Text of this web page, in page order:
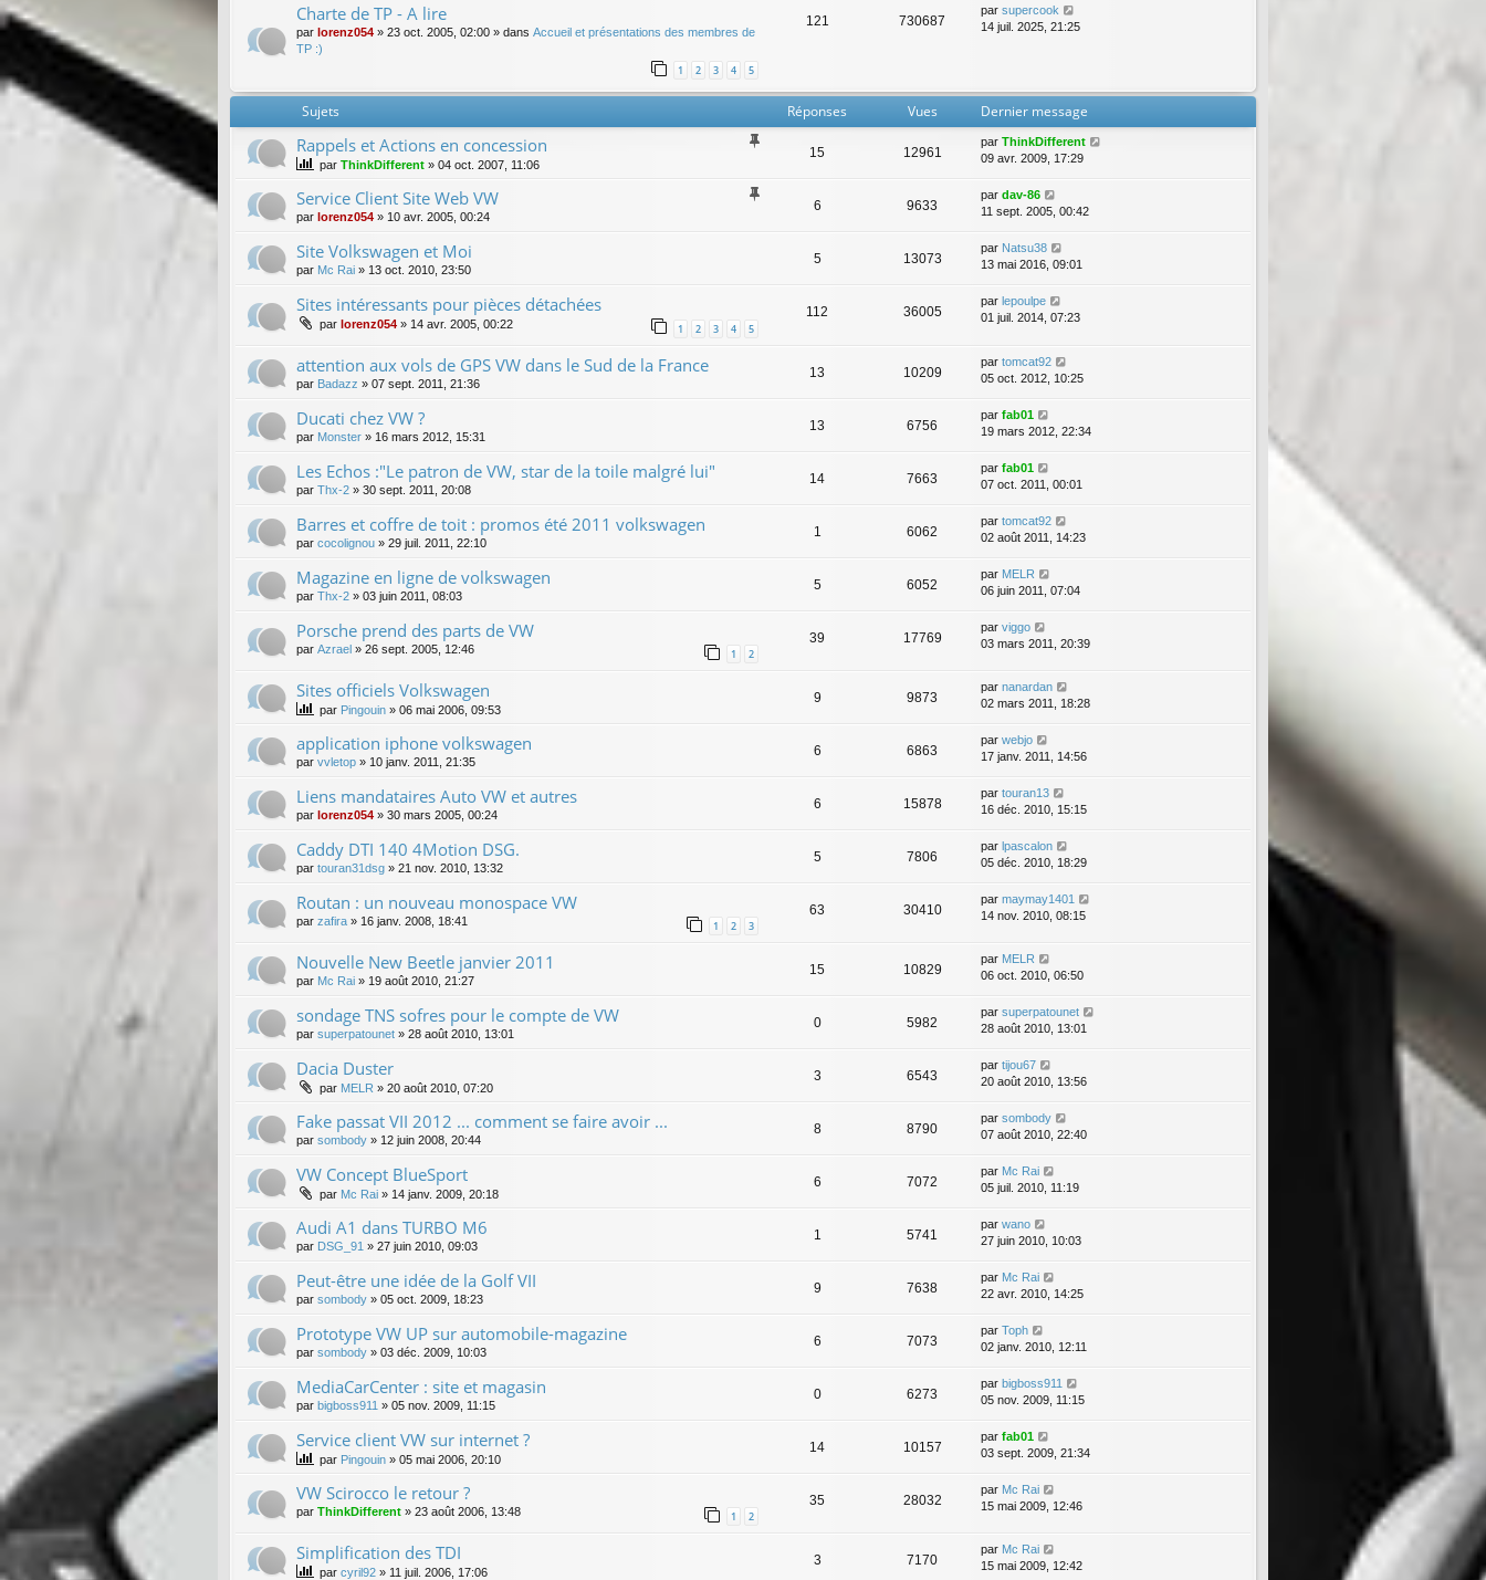
Charte de TP - A lire
par lorenz054 » 23 oct. 2005, 02:00 » dans Accueil et présentations des membres de
TP :)
1 2 3 4 5
121 730687
par supercook
14 juil. 2025, 21:25
Sujets Réponses Vues Dernier message
Rappels et Actions en concession
par ThinkDifferent » 04 oct. 2007, 11:06
15 12961
par ThinkDifferent
09 avr. 2009, 17:29
Service Client Site Web VW
par lorenz054 » 10 avr. 2005, 00:24
6 9633
par dav-86
11 sept. 2005, 00:42
Site Volkswagen et Moi
par Mc Rai » 13 oct. 2010, 23:50
5 13073
par Natsu38
13 mai 2016, 09:01
Sites intéressants pour pièces détachées
par lorenz054 » 14 avr. 2005, 00:22 1 2 3 4 5
112 36005
par lepoulpe
01 juil. 2014, 07:23
attention aux vols de GPS VW dans le Sud de la France
par Badazz » 07 sept. 2011, 21:36
13 10209
par tomcat92
05 oct. 2012, 10:25
Ducati chez VW ?
par Monster » 16 mars 2012, 15:31
13 6756
par fab01
19 mars 2012, 22:34
Les Echos :"Le patron de VW, star de la toile malgré lui"
par Thx-2 » 30 sept. 2011, 20:08
14 7663
par fab01
07 oct. 2011, 00:01
Barres et coffre de toit : promos été 2011 volkswagen
par cocolignou » 29 juil. 2011, 22:10
1 6062
par tomcat92
02 août 2011, 14:23
Magazine en ligne de volkswagen
par Thx-2 » 03 juin 2011, 08:03
5 6052
par MELR
06 juin 2011, 07:04
Porsche prend des parts de VW
par Azrael » 26 sept. 2005, 12:46 1 2
39 17769
par viggo
03 mars 2011, 20:39
Sites officiels Volkswagen
par Pingouin » 06 mai 2006, 09:53
9 9873
par nanardan
02 mars 2011, 18:28
application iphone volkswagen
par vvletop » 10 janv. 2011, 21:35
6 6863
par webjo
17 janv. 2011, 14:56
Liens mandataires Auto VW et autres
par lorenz054 » 30 mars 2005, 00:24
6 15878
par touran13
16 déc. 2010, 15:15
Caddy DTI 140 4Motion DSG.
par touran31dsg » 21 nov. 2010, 13:32
5 7806
par lpascalon
05 déc. 2010, 18:29
Routan : un nouveau monospace VW
par zafira » 16 janv. 2008, 18:41 1 2 3
63 30410
par maymay1401
14 nov. 2010, 08:15
Nouvelle New Beetle janvier 2011
par Mc Rai » 19 août 2010, 21:27
15 10829
par MELR
06 oct. 2010, 06:50
sondage TNS sofres pour le compte de VW
par superpatounet » 28 août 2010, 13:01
0 5982
par superpatounet
28 août 2010, 13:01
Dacia Duster
par MELR » 20 août 2010, 07:20
3 6543
par tijou67
20 août 2010, 13:56
Fake passat VII 2012 ... comment se faire avoir ...
par sombody » 12 juin 2008, 20:44
8 8790
par sombody
07 août 2010, 22:40
VW Concept BlueSport
par Mc Rai » 14 janv. 2009, 20:18
6 7072
par Mc Rai
05 juil. 2010, 11:19
Audi A1 dans TURBO M6
par DSG_91 » 27 juin 2010, 09:03
1 5741
par wano
27 juin 2010, 10:03
Peut-être une idée de la Golf VII
par sombody » 05 oct. 2009, 18:23
9 7638
par Mc Rai
22 avr. 2010, 14:25
Prototype VW UP sur automobile-magazine
par sombody » 03 déc. 2009, 10:03
6 7073
par Toph
02 janv. 2010, 12:11
MediaCarCenter : site et magasin
par bigboss911 » 05 nov. 2009, 11:15
0 6273
par bigboss911
05 nov. 2009, 11:15
Service client VW sur internet ?
par Pingouin » 05 mai 2006, 20:10
14 10157
par fab01
03 sept. 2009, 21:34
VW Scirocco le retour ?
par ThinkDifferent » 23 août 2006, 13:48 1 2
35 28032
par Mc Rai
15 mai 2009, 12:46
Simplification des TDI
par cyril92 » 11 juil. 2006, 17:06
3 7170
par Mc Rai
15 mai 2009, 12:42